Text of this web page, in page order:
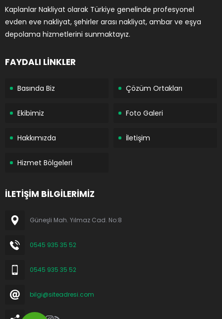
Kaplanlar Nakliyat olarak Türkiye genelinde profesyonel
evden eve nakliyat, şehirler arası nakliyat, ambar ve eşya
depolama hizmetlerini sunmaktayız.
FAYDALI LİNKLER
Basında Biz Çözüm Ortakları
Ekibimiz Foto Galeri
Hakkımızda İletişim
Hizmet Bölgeleri
İLETİŞİM BİLGİLERİMİZ
Güneşli Mah. Yılmaz Cad. No:8
0545 935 35 52
0545 935 35 52
bilgi@siteadresi.com